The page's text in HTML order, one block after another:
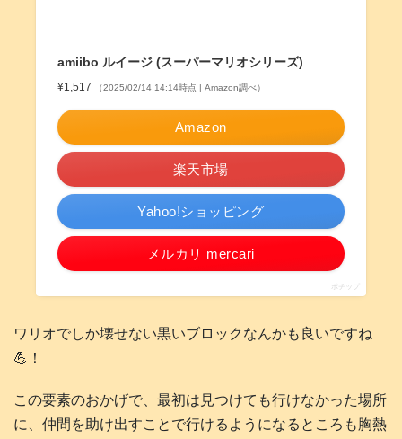
amiibo ルイージ (スーパーマリオシリーズ)
¥1,517 （2025/02/14 14:14時点 | Amazon調べ）
Amazon
楽天市場
Yahoo!ショッピング
メルカリ mercari
ポチップ
ワリオでしか壊せない黒いブロックなんかも良いですね
💪！
この要素のおかげで、最初は見つけても行けなかった場所
に、仲間を助け出すことで行けるようになるところも胸熱